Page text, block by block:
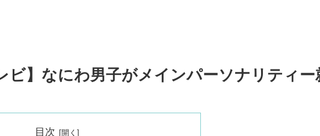
ビ】なにわ男子がメインパーソナリティー
目次